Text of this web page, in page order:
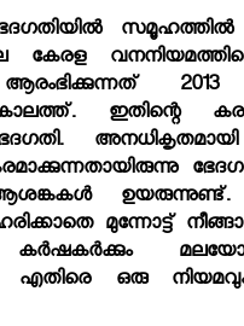
കേരള
ആരംഭിക്കുന്നത്
കാലത്ത്. ഇതിന്റെ
ഉയരുന്നുണ്ട്.
മുന്നോട്ട്
കര്‍ഷകര്‍ക്കും
എതിരെ ഒരു